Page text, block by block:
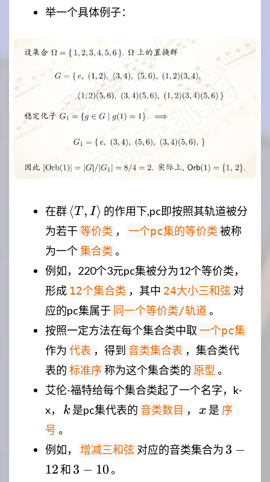
举一个具体例子：
在群 \langle
T,I
\rangle
⟨T, I⟩ 的作用下,pc即按照其轨道被分
为若干 等价类 ， 一个pc集的等价类 被称
为一个集合类 。
例如，220个3元pc集被分为12个等价类，
形成 12个集合类 ，其中 24大小三和弦 对
应的pc集属于 同一个等价类/轨道 。
按照一定方法在每个集合类中取 一个pc集
作为 代表 ，得到 音类集合表 ，集合类代
表的 标准序称为这个集合类的 原型 。
艾伦-福特给每个集合类起了一个名字，k-
x， k
k 是pc集代表的 音类数目 ， x
x 是 序
号 。
例如，
增减三和弦 对应的音类集合为 3-
3 −
12和 3-
3 − 10。